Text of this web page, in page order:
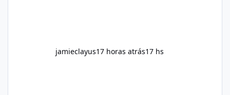
jamieclayus17 horas atrás17 hs